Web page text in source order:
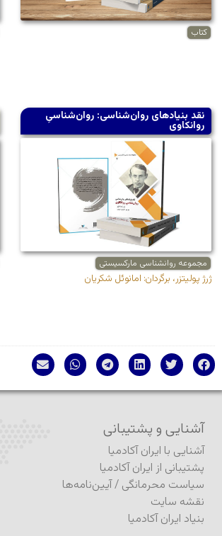
کتاب
نقد بنیادهای روان‌شناسی: روان‌شناسیِ
روانکاوی
مجموعه روانشناسی مارکسیستی
ژرژ پولیتزر، برگردان: امانوئل شکریان
آشنایی و پشتیبانی
آشنایی با ایران آکادمیا
پشتیبانی از ایران آکادمیا
سیاست محرمانگی /آیین‌نامه‌ها
نقشه سایت
بنیاد ایران آکادمیا